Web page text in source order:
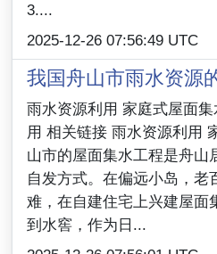
3....
2025-12-26 07:56:49 UTC
我国舟山市雨水资源
雨水资源利用 家庭式屋面
用 相关链接 雨水资源利用
山市的屋面集水工程是舟山
自发方式。在偏远小岛，老
难，在自建住宅上兴建屋面
到水窖，作为日...